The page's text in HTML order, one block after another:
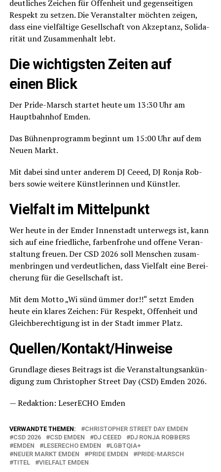
deut­li­ches Zei­chen für Offen­heit und gegen­sei­ti­gen
Respekt zu set­zen. Die Ver­an­stal­ter möch­ten zei­gen,
dass eine viel­fäl­ti­ge Gesell­schaft von Akzep­tanz, Soli­da­
ri­tät und Zusam­men­halt lebt.
Die wich­tigs­ten Zei­ten auf
einen Blick
Der Pri­de-Marsch star­tet heu­te um 13:30 Uhr am
Haupt­bahn­hof Emden.
Das Büh­nen­pro­gramm beginnt um 15:00 Uhr auf dem
Neu­en Markt.
Mit dabei sind unter ande­rem DJ Cee­ed, DJ Ron­ja Rob­
bers sowie wei­te­re Künst­le­rin­nen und Künstler.
Viel­falt im Mittelpunkt
Wer heu­te in der Emder Innen­stadt unter­wegs ist, kann
sich auf eine fried­li­che, far­ben­fro­he und offe­ne Ver­an­
stal­tung freu­en. Der CSD 2026 soll Men­schen zusam­
men­brin­gen und ver­deut­li­chen, dass Viel­falt eine Berei­
che­rung für die Gesell­schaft ist.
Mit dem Mot­to „Wi sünd ümmer dor!!“ setzt Emden
heu­te ein kla­res Zei­chen: Für Respekt, Offen­heit und
Gleich­be­rech­ti­gung ist in der Stadt immer Platz.
Quellen/Kontakt/Hinweise
Grund­la­ge die­ses Bei­trags ist die Ver­an­stal­tungs­an­kün­
di­gung zum Chris­to­pher Street Day (CSD) Emden 2026.
— Redak­ti­on: Lese­r­ECHO Emden
VERWANDTE THEMEN:
CHRISTOPHER STREET DAY EMDEN
CSD 2026
CSD EMDEN DJ CEEED
DJ RONJA ROBBERS
EMDEN
LESERECHO EMDEN
LGBTQIA+
NEUER MARKT EMDEN
PRIDE EMDEN
PRIDE-MARSCH
TITEL
VIELFALT EMDEN